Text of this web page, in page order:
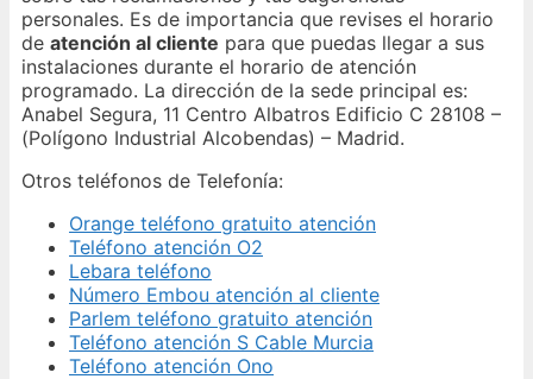
personales. Es de importancia que revises el horario
de atención al cliente para que puedas llegar a sus
instalaciones durante el horario de atención
programado. La dirección de la sede principal es:
Anabel Segura, 11 Centro Albatros Edificio C 28108 –
(Polígono Industrial Alcobendas) – Madrid.
Otros teléfonos de Telefonía:
Orange teléfono gratuito atención
Teléfono atención O2
Lebara teléfono
Número Embou atención al cliente
Parlem teléfono gratuito atención
Teléfono atención S Cable Murcia
Teléfono atención Ono